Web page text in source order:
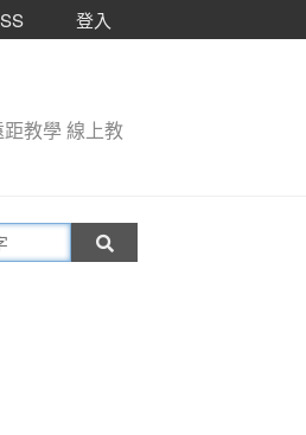
登入
教學 線上教